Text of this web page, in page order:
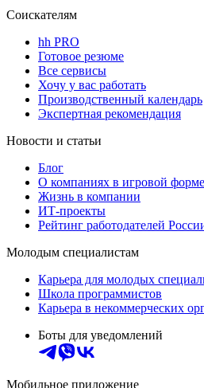
Соискателям
hh PRO
Готовое резюме
Все сервисы
Хочу у вас работать
Производственный календарь
Экспертная рекомендация
Новости и статьи
Блог
О компаниях в игровой форме
Жизнь в компании
ИТ-проекты
Рейтинг работодателей
Молодым специалистам
Карьера для молодых
Школа программистов
Карьера в некоммерческих
Боты для уведомлений
Мобильное приложение